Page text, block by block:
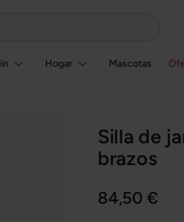
Hogar Mascotas
Silla de
brazos
84,50 €